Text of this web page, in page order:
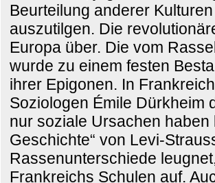
Beurteilung anderer
auszutilgen. Die
Europa über. Die vom
wurde zu einem festen
ihrer Epigonen. In
Soziologen Émile Dürkheim
nur soziale Ursachen
Geschichte“ von Levi-
Rassenunterschiede
Frankreichs Schulen auf.